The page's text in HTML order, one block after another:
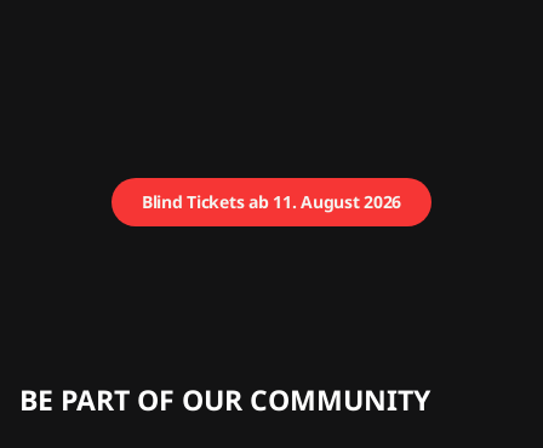
Blind Tickets ab 11. August 2026
BE PART OF OUR COMMUNITY